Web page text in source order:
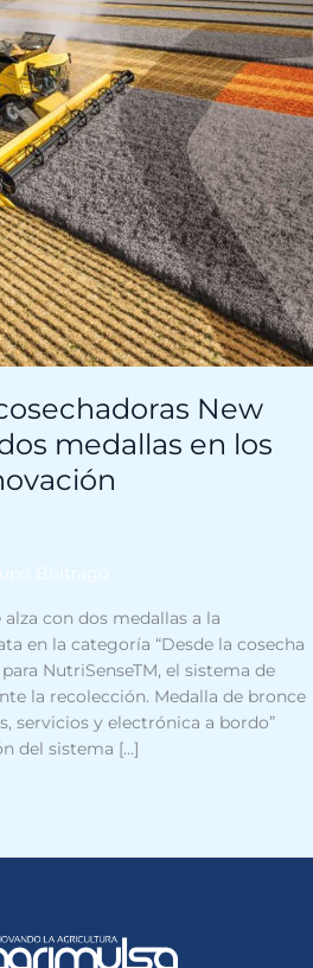
New
medallas en los
Buitrago
alza con dos medallas a la
en la categoría “Desde la cosecha
NutriSenseTM, el sistema de
la recolección. Medalla de bronce
servicios y electrónica a bordo”
del sistema […]